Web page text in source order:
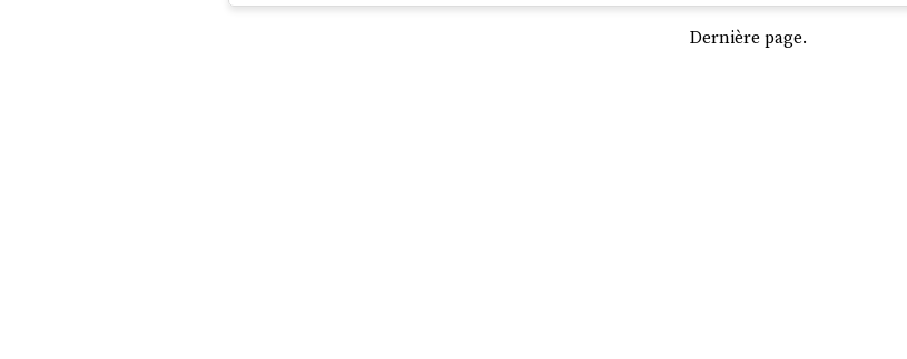
Dernière page.